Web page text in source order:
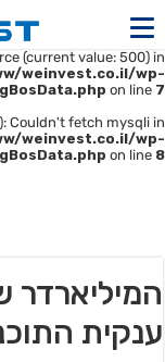
(HY000/1226): User
has exceeded the
(current value: 500) in
weinvest.co.il/wp-
on line 7
Couldn't fetch mysqli in
weinvest.co.il/wp-
on line 8
ענקית